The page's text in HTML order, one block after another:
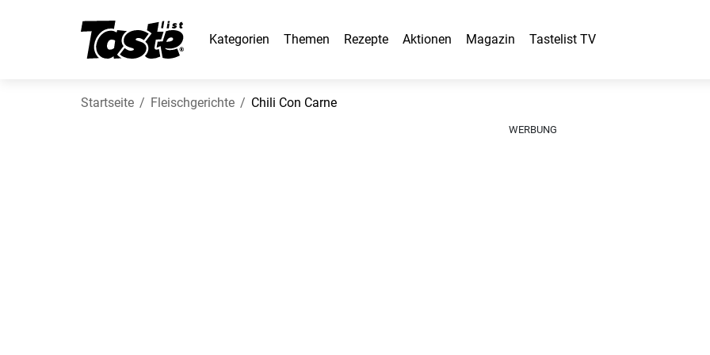
Kategorien Themen Rezepte Aktionen Magazin Tastelist TV
Startseite Fleischgerichte Chili Con Carne
WERBUNG